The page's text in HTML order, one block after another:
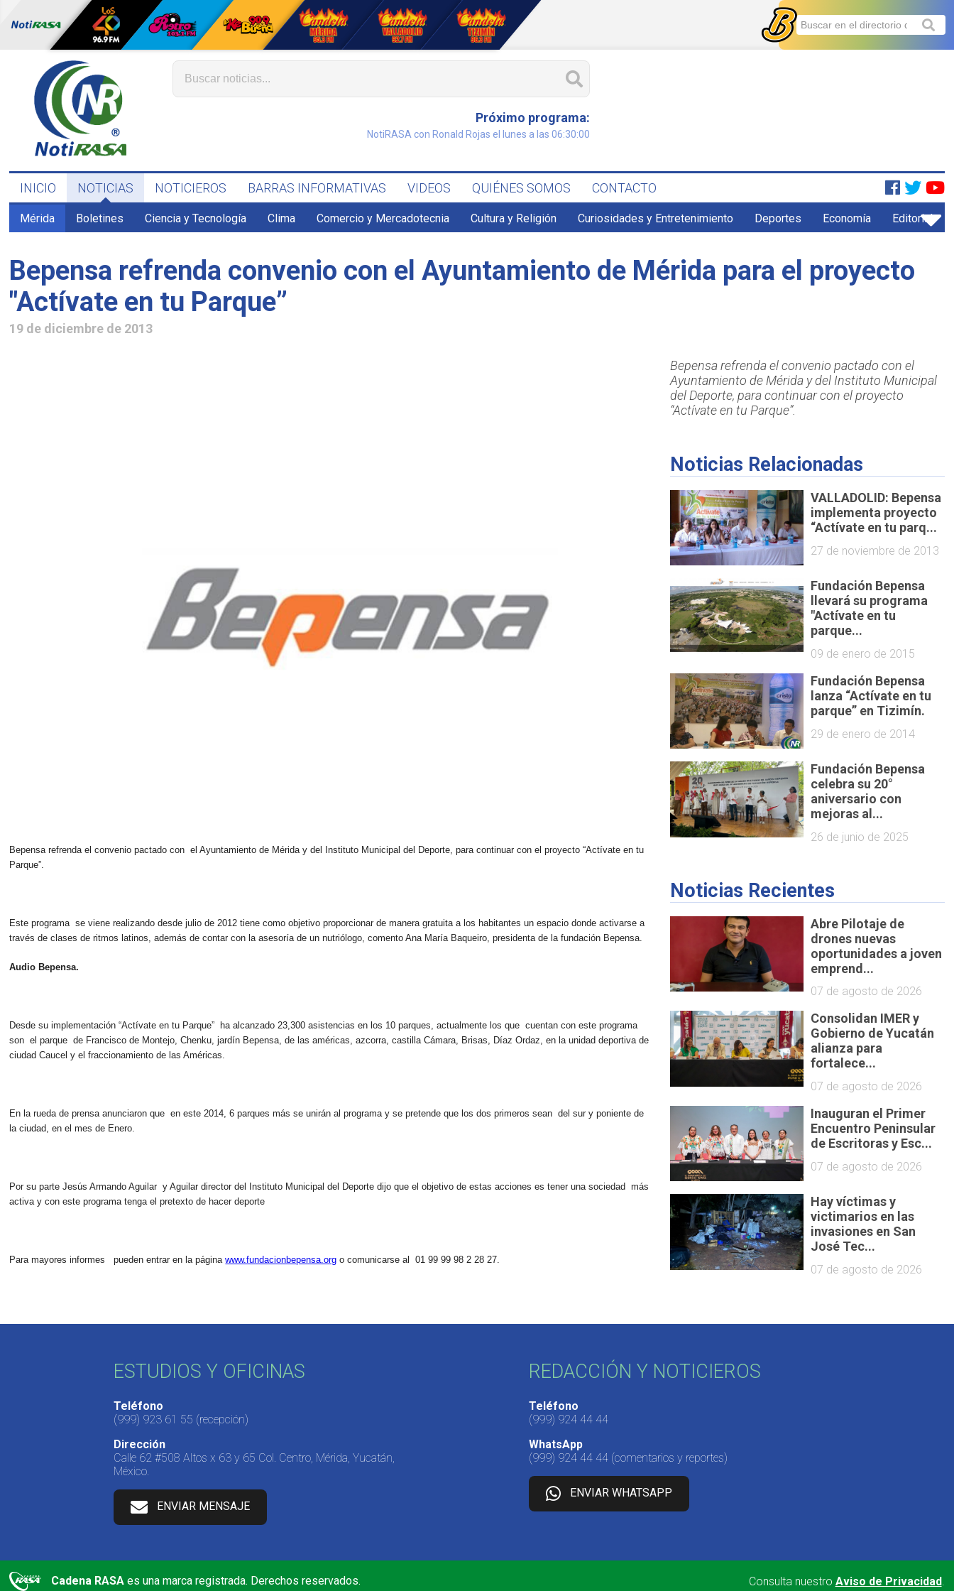
Próximo programa:
NotiRASA con Ronald Rojas el lunes a las 06:30:00
INICIO NOTICIAS NOTICIEROS BARRAS INFORMATIVAS VIDEOS QUIÉNES SOMOS CONTACTO
Mérida Boletines Ciencia y Tecnología Clima Comercio y Mercadotecnia Cultura y Religión Curiosidades y Entretenimiento Deportes Economía Editorial
Bepensa refrenda convenio con el Ayuntamiento de Mérida para el proyecto
"Actívate en tu Parque”
19 de diciembre de 2013
Bepensa refrenda el convenio pactado con el Ayuntamiento de Mérida y del Instituto Municipal del Deporte, para continuar con el proyecto “Actívate en tu
Parque”.
Este programa se viene realizando desde julio de 2012 tiene como objetivo proporcionar de manera gratuita a los habitantes un espacio donde activarse a
través de clases de ritmos latinos, además de contar con la asesoría de un nutriólogo, comento Ana María Baqueiro, presidenta de la fundación Bepensa.
Audio Bepensa.
Desde su implementación “Actívate en tu Parque” ha alcanzado 23,300 asistencias en los 10 parques, actualmente los que cuentan con este programa
son el parque de Francisco de Montejo, Chenku, jardín Bepensa, de las américas, azcorra, castilla Cámara, Brisas, Díaz Ordaz, en la unidad deportiva de
ciudad Caucel y el fraccionamiento de las Américas.
En la rueda de prensa anunciaron que en este 2014, 6 parques más se unirán al programa y se pretende que los dos primeros sean del sur y poniente de
la ciudad, en el mes de Enero.
Por su parte Jesús Armando Aguilar y Aguilar director del Instituto Municipal del Deporte dijo que el objetivo de estas acciones es tener una sociedad más
activa y con este programa tenga el pretexto de hacer deporte
Para mayores informes pueden entrar en la páginawww.fundacionbepensa.org o comunicarse al 01 99 99 98 2 28 27.
Bepensa refrenda el convenio pactado con el
Ayuntamiento de Mérida y del Instituto Municipal
del Deporte, para continuar con el proyecto
“Actívate en tu Parque”.
Noticias Relacionadas
VALLADOLID: Bepensa
implementa proyecto
“Actívate en tu parq...
27 de noviembre de 2013
Fundación Bepensa
llevará su programa
"Actívate en tu
parque...
09 de enero de 2015
Fundación Bepensa
lanza “Actívate en tu
parque” en Tizimín.
29 de enero de 2014
Fundación Bepensa
celebra su 20°
aniversario con
mejoras al...
26 de junio de 2025
Noticias Recientes
Abre Pilotaje de
drones nuevas
oportunidades a joven
emprend...
07 de agosto de 2026
Consolidan IMER y
Gobierno de Yucatán
alianza para
fortalece...
07 de agosto de 2026
Inauguran el Primer
Encuentro Peninsular
de Escritoras y Esc...
07 de agosto de 2026
Hay víctimas y
victimarios en las
invasiones en San
José Tec...
07 de agosto de 2026
ESTUDIOS Y OFICINAS
Teléfono
(999) 923 61 55 (recepción)
Dirección
Calle 62 #508 Altos x 63 y 65 Col. Centro, Mérida, Yucatán,
México.
ENVIAR MENSAJE
REDACCIÓN Y NOTICIEROS
Teléfono
(999) 924 44 44
WhatsApp
(999) 924 44 44 (comentarios y reportes)
ENVIAR WHATSAPP
Cadena RASA es una marca registrada. Derechos reservados. Consulta nuestro Aviso de Privacidad.